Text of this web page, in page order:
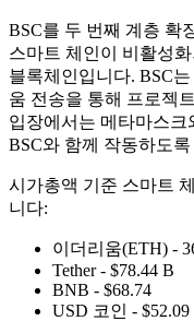
BSC를 두 번째 계층 확
스마트 체인이 비활성
블록체인입니다. BSC
움 전송을 통해 프로젝
입장에서는 메타마스크
BSC와 함께 작동하도
시가총액 기준 스마트
니다:
이더리움(ETH) -
Tether - $78.44 B
BNB - $68.74
USD 코인 - $52.09